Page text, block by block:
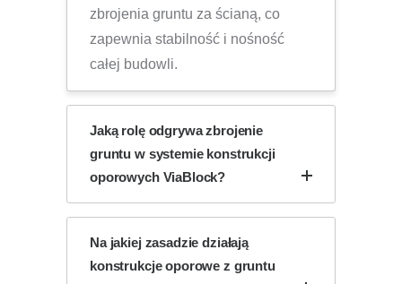
zbrojenia gruntu za ścianą, co
zapewnia stabilność i nośność
całej budowli.
Jaką rolę odgrywa zbrojenie
gruntu w systemie konstrukcji
oporowych ViaBlock?
Na jakiej zasadzie działają
konstrukcje oporowe z gruntu